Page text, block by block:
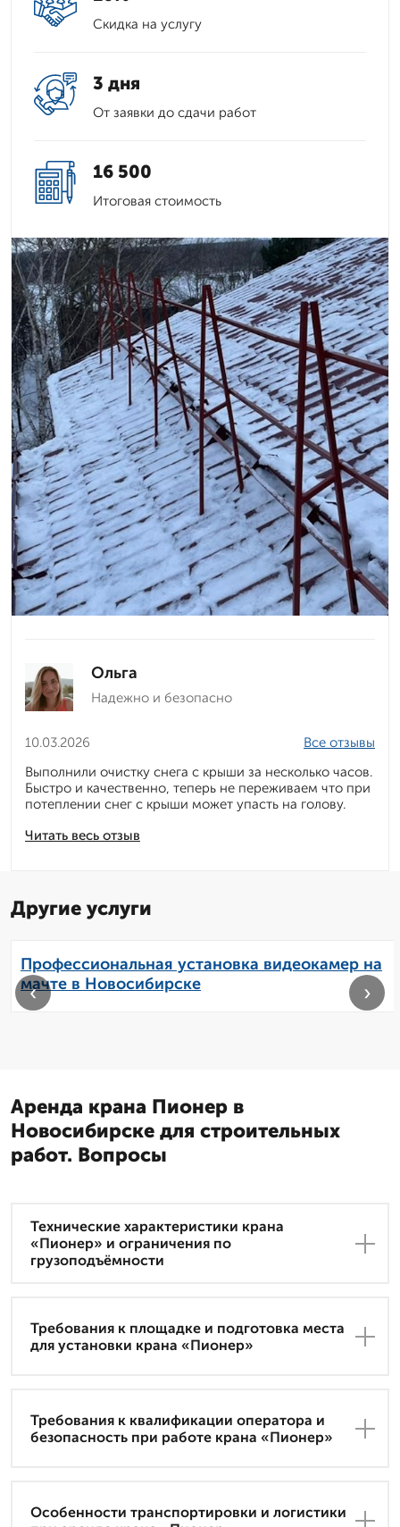
Скидка на услугу
3 дня
От заявки до сдачи работ
16 500
Итоговая стоимость
Ольга
Надежно и безопасно
10.03.2026
Читать весь отзыв
Все отзывы
Выполнили очистку снега с крыши за несколько часов.
Быстро и качественно, теперь не переживаем что при
потеплении снег с крыши может упасть на голову.
Другие услуги
Профессиональная установка видеокамер на
мачте в Новосибирске
‹ ›
Аренда крана Пионер в
Новосибирске для строительных
работ. Вопросы
Технические характеристики крана
«Пионер» и ограничения по
грузоподъёмности
Требования к площадке и подготовка места
для установки крана «Пионер»
Требования к квалификации оператора и
безопасность при работе крана «Пионер»
Особенности транспортировки и логистики